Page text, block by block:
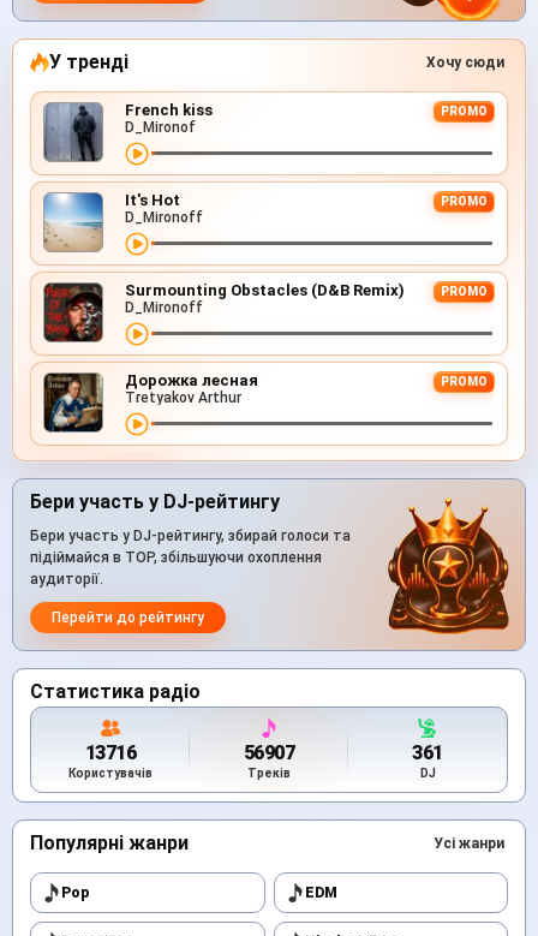
У тренді Хочу сюди
French kiss PROMO
D_Mironof
It's Hot PROMO
D_Mironoff
Surmounting Obstacles (D&B Remix) PROMO
D_Mironoff
Дорожка лесная PROMO
Tretyakov Arthur
Бери участь у DJ-рейтингу
Бери участь у DJ-рейтингу, збирай голоси та
підіймайся в TOP, збільшуючи охоплення
аудиторії.
Перейти до рейтингу
Статистика радіо
13716
Користувачів
56907
Треків
361
DJ
Популярні жанри Усі жанри
Pop EDM